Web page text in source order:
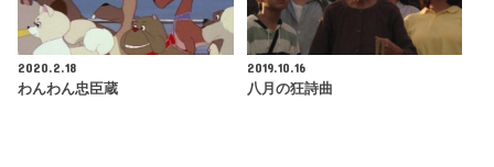
2020.2.18
わんわん忠臣蔵
2019.10.16
八月の狂詩曲